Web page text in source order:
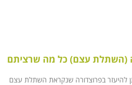
(השתלת עצם) כל מה שרציתם
להיעזר בפרוצדורה שנקראת השתלת עצם